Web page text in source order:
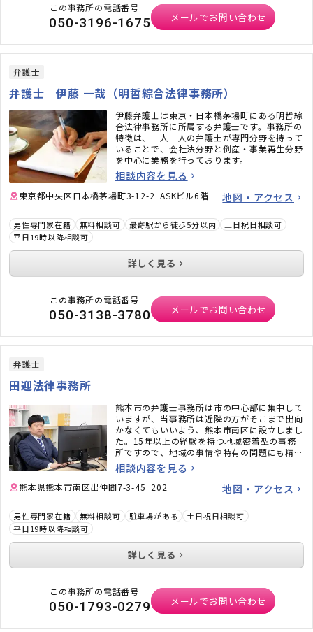
この事務所の電話番号
050-3196-1675 メールでお問い合わせ
弁護士
弁護士 伊藤 一哉（明哲綜合法律事務所）
伊藤弁護士は東京・日本橋茅場町にある明哲綜
合法律事務所に所属する弁護士です。事務所の
特徴は、一人一人の弁護士が専門分野を持って
いることで、会社法分野と倒産・事業再生分野
を中心に業務を行っております。
相談内容を見る
東京都中央区日本橋茅場町3-12-2 ASKビル6階 地図・アクセス
男性専門家在籍 無料相談可 最寄駅から徒歩5分以内
土日祝日相談可
平日19時以降相談可
詳しく見る
この事務所の電話番号
050-3138-3780 メールでお問い合わせ
弁護士
田迎法律事務所
熊本市の弁護士事務所は市の中心部に集中して
いますが、当事務所は近隣の方がそこまで出向
かなくてもいいよう、熊本市南区に設立しまし
た。15年以上の経験を持つ地域密着型の事務
所ですので、地域の事情や特有の問題にも精通
しています。地元の税理士、司法書士、不動産
会社のご紹介なども可能です。ぜひお気軽にご
相談ください。
相談内容を見る
熊本県熊本市南区出仲間7-3-45 202 地図・アクセス
男性専門家在籍 無料相談可 駐車場がある
土日祝日相談可
平日19時以降相談可
詳しく見る
この事務所の電話番号
050-1793-0279 メールでお問い合わせ